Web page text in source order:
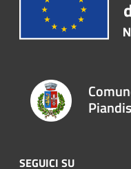
SEGUICI SU